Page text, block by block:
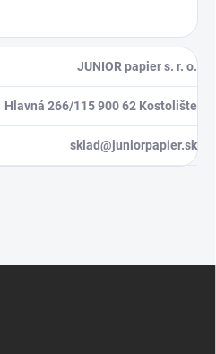
JUNIOR papier s. r. o.
Hlavná 266/115 900 62 Kostolište
sklad@juniorpapier.sk